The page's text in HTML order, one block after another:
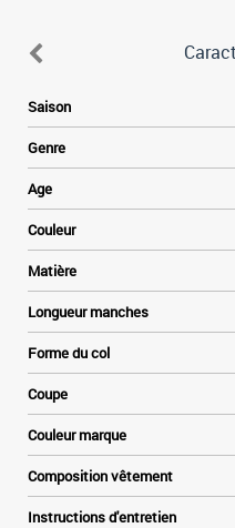
Saison
Genre
Age
Couleur
Matière
Longueur manches
Forme du col
Coupe
Couleur marque
Composition vêtement
Instructions d'entretien